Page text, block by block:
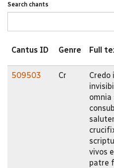
Search chants
Cantus ID Genre Full
509503 Cr
omnia
vivos
patre